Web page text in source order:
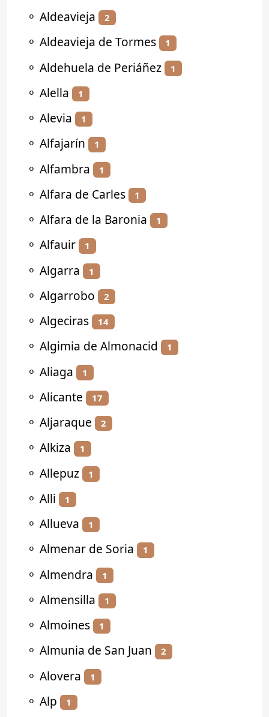
⚬ Aldeavieja 2
⚬ Aldeavieja de Tormes 1
⚬ Aldehuela de Periáñez 1
⚬ Alella 1
⚬ Alevia 1
⚬ Alfajarín 1
⚬ Alfambra 1
⚬ Alfara de Carles 1
⚬ Alfara de la Baronia 1
⚬ Alfauir 1
⚬ Algarra 1
⚬ Algarrobo 2
⚬ Algeciras 14
⚬ Algimia de Almonacid 1
⚬ Aliaga 1
⚬ Alicante 17
⚬ Aljaraque 2
⚬ Alkiza 1
⚬ Allepuz 1
⚬ Alli 1
⚬ Allueva 1
⚬ Almenar de Soria 1
⚬ Almendra 1
⚬ Almensilla 1
⚬ Almoines 1
⚬ Almunia de San Juan 2
⚬ Alovera 1
⚬ Alp 1